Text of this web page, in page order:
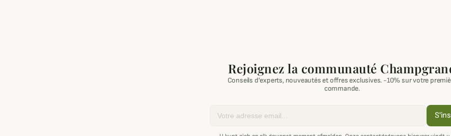
Rejoignez la communauté
Conseils d'experts, nouveautés et offres exclusives. -10% sur votre
commande.